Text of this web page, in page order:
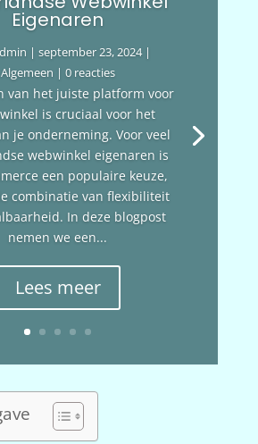
Eigenaren
|september 23, 2024|
Algemeen | 0 reacties
van het juiste platform voor
is cruciaal voor het
je onderneming. Voor veel
webwinkel eigenaren is
een populaire keuze,
combinatie van flexibiliteit
In deze blogpost
nemen we een...
Lees meer